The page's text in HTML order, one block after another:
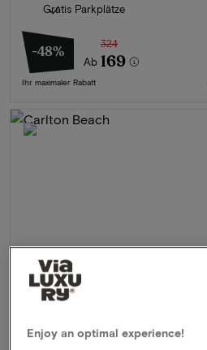
Gratis Parkplätze
-48%
Ab
324
169
Ihr maximaler Rabatt
Enjoy an optimal experience!